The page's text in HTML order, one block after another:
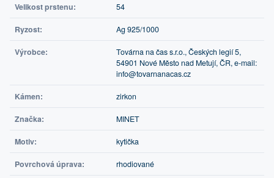
Velikost prstenu: 54
Ryzost: Ag 925/1000
Výrobce:
Továrna na čas s.r.o., Českých legií 5,
54901 Nové Město nad Metují, ČR, e-mail:
info@tovarnanacas.cz
Kámen: zirkon
Značka: MINET
Motiv: kytička
Povrchová úprava: rhodiované